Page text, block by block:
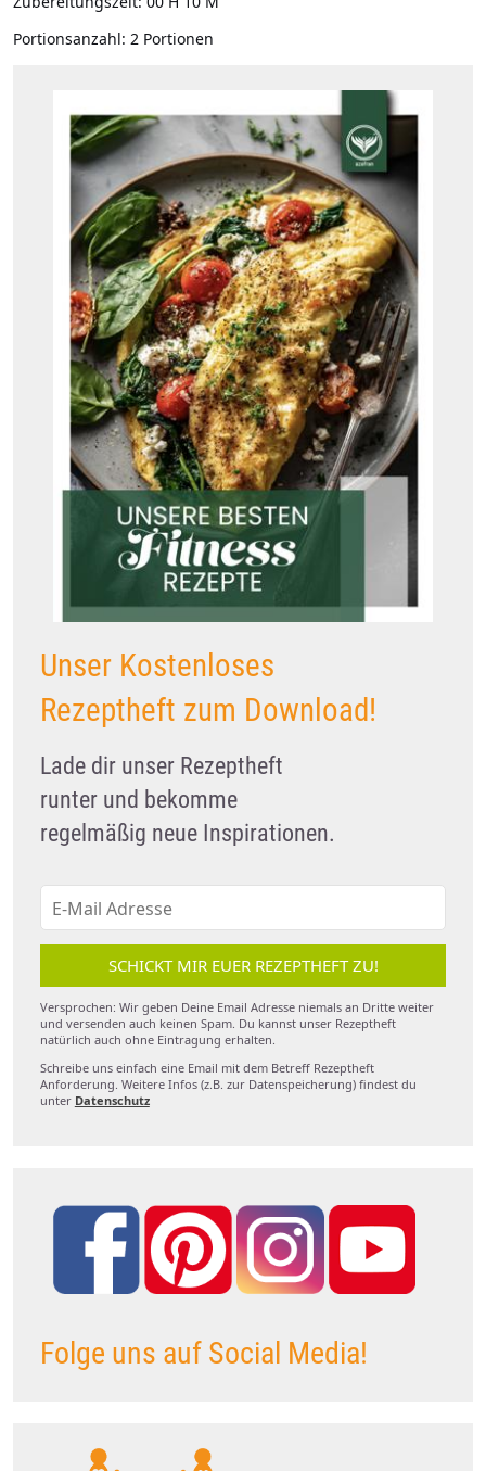
Portionsanzahl: 2 Portionen
Unser Kostenloses
Rezeptheft zum Download!
Lade dir unser Rezeptheft
runter und bekomme
regelmäßig neue Inspirationen.
SCHICKT MIR EUER REZEPTHEFT ZU!
Versprochen: Wir geben Deine Email Adresse niemals an Dritte weiter
und versenden auch keinen Spam. Du kannst unser Rezeptheft
natürlich auch ohne Eintragung erhalten.
Schreibe uns einfach eine Email mit dem Betreff Rezeptheft
Anforderung. Weitere Infos (z.B. zur Datenspeicherung) findest du
unter Datenschutz
Folge uns auf Social Media!